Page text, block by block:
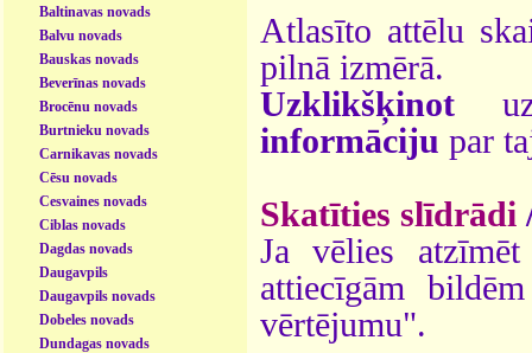
Baltinavas novads
Balvu novads
Bauskas novads
Beverīnas novads
Brocēnu novads
Burtnieku novads
Carnikavas novads
Cēsu novads
Cesvaines novads
Ciblas novads
Dagdas novads
Daugavpils
Daugavpils novads
Dobeles novads
Dundagas novads
Atlasīto attēlu
pilnā izmērā.
Uzklikšķinot
informāciju par
Skatīties slīdrādi
Ja vēlies
attiecīgām
vērtējumu".